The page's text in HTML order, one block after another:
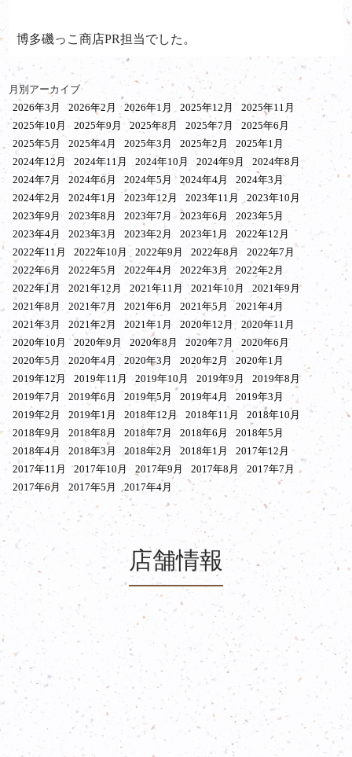
博多磯っこ商店PR担当でした。
月別アーカイブ
2026年3月
2026年2月 2026年1月 2025年12月
2025年11月
2025年10月
2025年9月 2025年8月 2025年7月
2025年6月
2025年5月
2025年4月 2025年3月 2025年2月
2025年1月
2024年12月
2024年11月 2024年10月 2024年9月
2024年8月
2024年7月
2024年6月 2024年5月 2024年4月
2024年3月
2024年2月
2024年1月 2023年12月 2023年11月
2023年10月
2023年9月
2023年8月 2023年7月 2023年6月
2023年5月
2023年4月
2023年3月 2023年2月 2023年1月
2022年12月
2022年11月
2022年10月 2022年9月 2022年8月
2022年7月
2022年6月
2022年5月 2022年4月 2022年3月
2022年2月
2022年1月
2021年12月 2021年11月 2021年10月
2021年9月
2021年8月
2021年7月 2021年6月 2021年5月
2021年4月
2021年3月
2021年2月 2021年1月 2020年12月
2020年11月
2020年10月
2020年9月 2020年8月 2020年7月
2020年6月
2020年5月
2020年4月 2020年3月 2020年2月
2020年1月
2019年12月
2019年11月 2019年10月 2019年9月
2019年8月
2019年7月
2019年6月 2019年5月 2019年4月
2019年3月
2019年2月
2019年1月 2018年12月 2018年11月
2018年10月
2018年9月
2018年8月 2018年7月 2018年6月
2018年5月
2018年4月
2018年3月 2018年2月 2018年1月
2017年12月
2017年11月
2017年10月 2017年9月 2017年8月
2017年7月
2017年6月
2017年5月 2017年4月
店舗情報